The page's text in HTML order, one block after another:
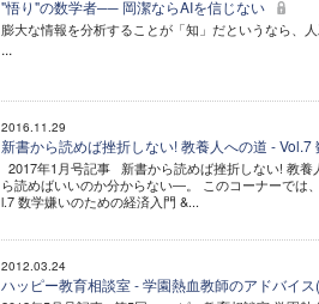
"悟り"の数学者── 岡潔ならAIを信じない
膨大な情報を分析することが「知」だというなら、
...
2016.11.29
新書から読めば挫折しない! 教養人への道 - Vol.7
2017年1月号記事 新書から読めば挫折しない! 教
ら読めばいいのか分からない―。 このコーナーでは
l.7 数学嫌いのための経済入門 &...
2012.03.24
ハッピー教育相談室 - 学園熱血教師のアドバイス